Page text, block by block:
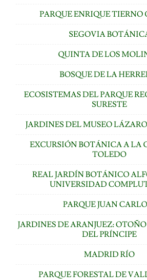
PARQUE ENRIQUE TIERNO
SEGOVIA
QUINTA DE LOS
BOSQUE DE LA
ECOSISTEMAS DEL PARQUE
SURESTE
JARDINES DEL MUSEO
EXCURSIÓN BOTÁNICA A LA
TOLEDO
REAL JARDÍN BOTÁNICO
UNIVERSIDAD
PARQUE JUAN
JARDINES DE ARANJUEZ:
DEL PRÍNCIPE
MADRID RÍO
PARQUE FORESTAL DE